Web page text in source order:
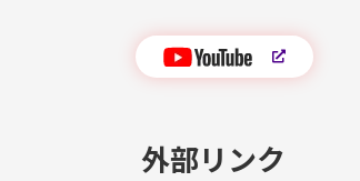
外部リンク